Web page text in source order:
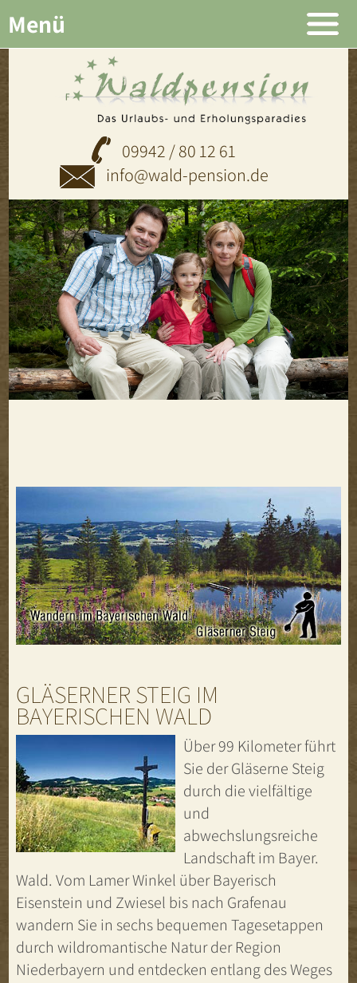
09942 / 80 12 61
info@wald-pension.de
Menü
GLÄSERNER STEIG IM
BAYERISCHEN WALD
Über 99 Kilometer führt
Sie der Gläserne Steig
durch die vielfältige
und
abwechslungsreiche
Landschaft im Bayer.
Wald. Vom Lamer Winkel über Bayerisch
Eisenstein und Zwiesel bis nach Grafenau
wandern Sie in sechs bequemen Tagesetappen
durch wildromantische Natur der Region
Niederbayern und entdecken entlang des Weges